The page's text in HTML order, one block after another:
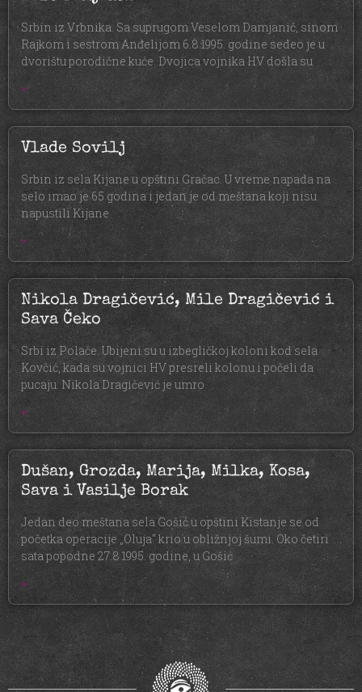
Srbin iz Vrbnika. Sa suprugom Veselom Damjanić, sinom
Rajkom i sestrom Anđelijom 6.8.1995. godine sedeo je u
dvorištu porodične kuće. Dvojica vojnika HV došla su
»
Vlade Sovilj
Srbin iz sela Kijane u opštini Gračac. U vreme napada na
selo imao je 65 godina i jedan je od meštana koji nisu
napustili Kijane
»
Nikola Dragičević, Mile Dragičević i
Sava Čeko
Srbi iz Polače. Ubijeni su u izbegličkoj koloni kod sela
Kovčić, kada su vojnici HV presreli kolonu i počeli da
pucaju. Nikola Dragičević je umro
»
Dušan, Grozda, Marija, Milka, Kosa,
Sava i Vasilje Borak
Jedan deo meštana sela Gošić u opštini Kistanje se od
početka operacije „Oluja“ krio u obližnjoj šumi. Oko četiri
sata popodne 27.8.1995. godine, u Gošić
»